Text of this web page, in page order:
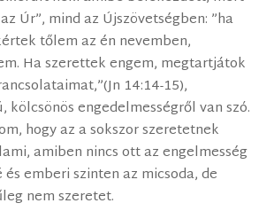
Úr”, mind az Újszövetségben: ”ha
tőlem az én nevemben,
Ha szerettek engem, megtartjátok
14:14-15),
kölcsönös engedelmességről van szó.
hogy az a sokszor szeretetnek
amiben nincs ott az engelmesség
emberi szinten az micsoda, de
nem szeretet.